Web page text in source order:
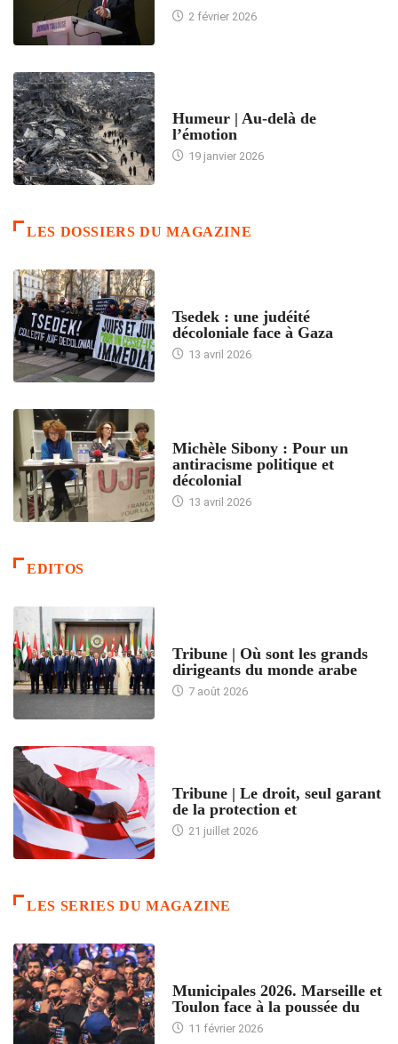
2 février 2026
Humeur | Au-delà de
l’émotion
19 janvier 2026
LES DOSSIERS DU MAGAZINE
Tsedek : une judéité
décoloniale face à Gaza
13 avril 2026
Michèle Sibony : Pour un
antiracisme politique et
décolonial
13 avril 2026
EDITOS
Tribune | Où sont les grands
dirigeants du monde arabe
7 août 2026
Tribune | Le droit, seul garant
de la protection et
21 juillet 2026
LES SERIES DU MAGAZINE
Municipales 2026. Marseille et
Toulon face à la poussée du
11 février 2026